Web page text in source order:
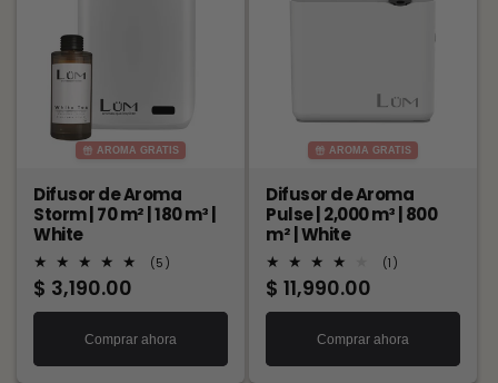
AROMA GRATIS
Difusor de Aroma
Storm | 70 m² | 180 m³ |
White
(5)
Precio
habitual
$ 3,190.00
Comprar ahora
AROMA GRATIS
Difusor de Aroma
Pulse | 2,000 m³ | 800
m² | White
(1)
Precio
habitual
$ 11,990.00
Comprar ahora